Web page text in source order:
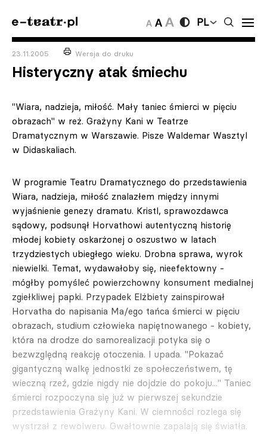
PL
23.11.2005 Wersja do druku
Histeryczny atak śmiechu
"Wiara, nadzieja, miłość. Mały taniec śmierci w pięciu
obrazach" w reż. Grażyny Kani w Teatrze
Dramatycznym w Warszawie. Pisze Waldemar Wasztyl
w Didaskaliach.
W programie Teatru Dramatycznego do przedstawienia
Wiara, nadzieja, miłość znalazłem między innymi
wyjaśnienie genezy dramatu. Kristl, sprawozdawca
sądowy, podsunął Horvathowi autentyczną historię
młodej kobiety oskarżonej o oszustwo w latach
trzydziestych ubiegłego wieku. Drobna sprawa, wyrok
niewielki. Temat, wydawałoby się, nieefektowny -
mógłby pomyśleć powierzchowny konsument medialnej
zgiełkliwej papki. Przypadek Elżbiety zainspirował
Horvatha do napisania Ma/ego tańca śmierci w pięciu
obrazach, studium człowieka napiętnowanego - kobiety,
która na drodze do samorealizacji potyka się o
bezwzględną reakcję otoczenia. I upada. "Pokazać
gigantyczną walkę jednostki ze społeczeństwem, tę
wieczną rzeź, gdzie nigdy nie dojdzie do pokoju..." Taniec
śmierci rozpoczyna się już w pierwszej sekundzie
przedstawienia Grażyny Kani. W ciemności rozlega się
wystrzał z rewolweru. Gwałtownie zapalają się światła.